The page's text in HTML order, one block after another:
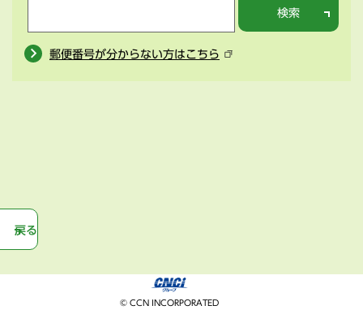
検索
郵便番号が分からない方はこちら
戻る
© CCN INCORPORATED